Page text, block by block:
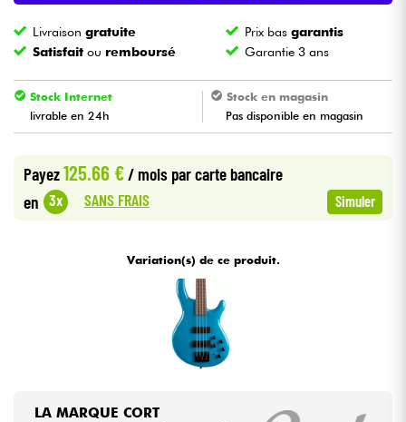
Violons & Quatuor
Eveil Musical
Câbles & Access.
Voir nos marques
Livraisongratuite Prix basgarantis
Satisfait ou remboursé Garantie 3 ans
Stock Internet
livrable en 24h
Stock en magasin
Pas disponible en magasin
Payez125.66 €/ mois par carte bancaire
en 3x SANS FRAIS Simuler
Variation(s) de ce produit.
LA MARQUE CORT